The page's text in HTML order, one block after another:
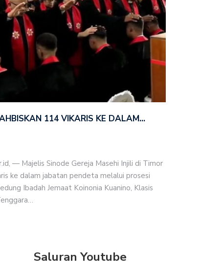
114 VIKARIS KE DALAM…
— Majelis Sinode Gereja Masehi Injili di Timor
ke dalam jabatan pendeta melalui prosesi
Ibadah Jemaat Koinonia Kuanino, Klasis
Saluran Youtube